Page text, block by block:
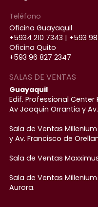
Teléfono
Oficina Guayaquil
+5934 210 7343 | +593
Oficina Quito
+593 96 827 2347
SALAS DE VENTAS
Guayaquil
Edif. Professional Center
Av Joaquin Orrantia y
Sala de Ventas
y Av. Francisco de
Sala de Ventas
Sala de Ventas
Aurora.